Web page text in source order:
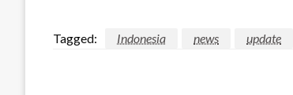
Tagged: Indonesia news update